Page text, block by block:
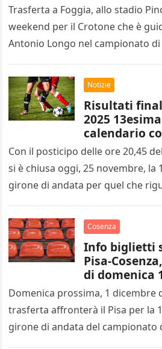
Trasferta a Foggia, allo stadio
weekend per il Crotone che è
Antonio Longo nel campionato di
Notizie
Risultati
2025
calendario
14esimo
Con il posticipo delle ore 20,45
si è chiusa oggi, 25 novembre, la
girone di andata per quel che
Cosenza
Info biglietti
Pisa-
di domenica
Domenica prossima, 1 dicembre
trasferta affronterà il Pisa per la
girone di andata del campionato